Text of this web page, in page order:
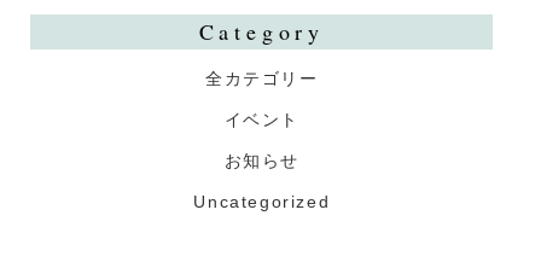
Category
全カテゴリー
イベント
お知らせ
Uncategorized